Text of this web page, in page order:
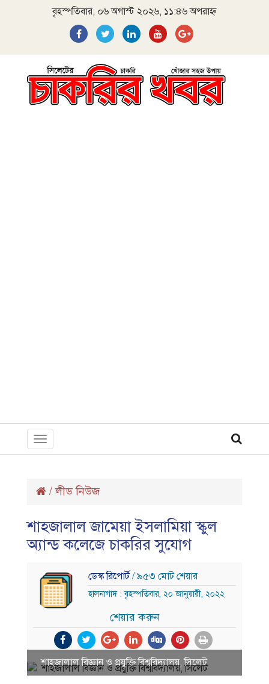
বৃহস্পতিবার, ০৬ অগাস্ট ২০২৬, ১১:৪৬ অপরাহ্ন
Toggle
navigation
/লীড নিউজ
শাহজালাল জামেয়া ইসলামিয়া স্কুল
অ্যান্ড কলেজে চাকরির সুযোগ
ডেস্ক রিপোর্ট/ ৯৫৩ মোট শেয়ার
হালনাগাদ : বৃহস্পতিবার, ২০ জানুয়ারী, ২০২২
শেয়ার করুন
শাহজালাল বিজ্ঞান ও প্রযুক্তি বিশ্ববিদ্যালয়, সিলেট